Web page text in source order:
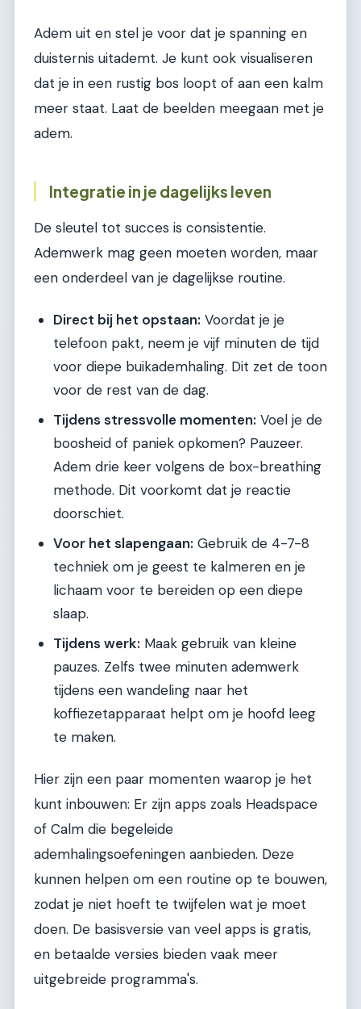
Adem uit en stel je voor dat je spanning en
duisternis uitademt. Je kunt ook visualiseren
dat je in een rustig bos loopt of aan een kalm
meer staat. Laat de beelden meegaan met je
adem.
Integratie in je dagelijks leven
De sleutel tot succes is consistentie.
Ademwerk mag geen moeten worden, maar
een onderdeel van je dagelijkse routine.
Direct bij het opstaan: Voordat je je
telefoon pakt, neem je vijf minuten de tijd
voor diepe buikademhaling. Dit zet de toon
voor de rest van de dag.
Tijdens stressvolle momenten: Voel je de
boosheid of paniek opkomen? Pauzeer.
Adem drie keer volgens de box-breathing
methode. Dit voorkomt dat je reactie
doorschiet.
Voor het slapengaan: Gebruik de 4-7-8
techniek om je geest te kalmeren en je
lichaam voor te bereiden op een diepe
slaap.
Tijdens werk: Maak gebruik van kleine
pauzes. Zelfs twee minuten ademwerk
tijdens een wandeling naar het
koffiezetapparaat helpt om je hoofd leeg
te maken.
Hier zijn een paar momenten waarop je het
kunt inbouwen: Er zijn apps zoals Headspace
of Calm die begeleide
ademhalingsoefeningen aanbieden. Deze
kunnen helpen om een routine op te bouwen,
zodat je niet hoeft te twijfelen wat je moet
doen. De basisversie van veel apps is gratis,
en betaalde versies bieden vaak meer
uitgebreide programma's.